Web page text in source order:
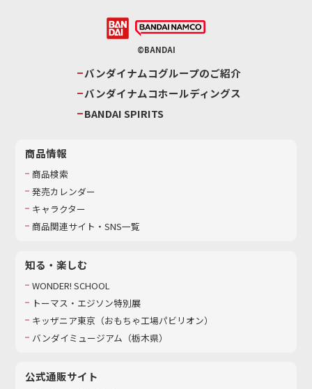
©BANDAI
バンダイナムコグループのご紹介
バンダイナムコホールディングス
BANDAI SPIRITS
商品情報
商品検索
発売カレンダー
キャラクター
商品関連サイト・SNS一覧
知る・楽しむ
WONDER! SCHOOL
トーマス・エジソン特別展
キッザニア東京（おもちゃ工場パビリオン）​
バンダイミュージアム（栃木県）
公式通販サイト